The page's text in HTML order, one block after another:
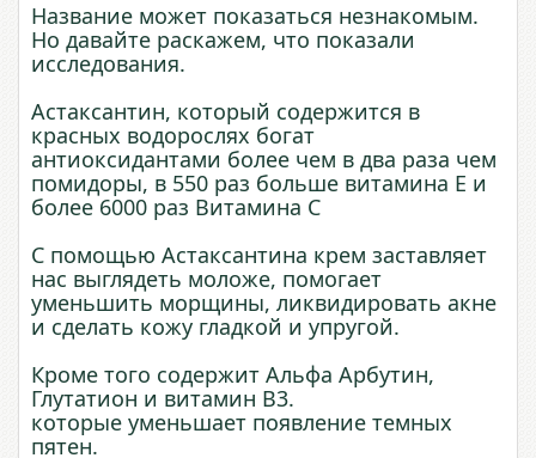
Название может показаться незнакомым.
Но давайте раскажем, что показали
исследования.
Астаксантин, который содержится в
красных водорослях богат
антиоксидантами более чем в два раза чем
помидоры, в 550 раз больше витамина Е и
более 6000 раз Витамина С
С помощью Астаксантина крем заставляет
нас выглядеть моложе, помогает
уменьшить морщины, ликвидировать акне
и сделать кожу гладкой и упругой.
Кроме того содержит Альфа Арбутин,
Глутатион и витамин B3.
которые уменьшает появление темных
пятен.